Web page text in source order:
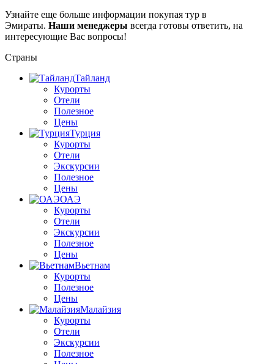
Узнайте еще больше информации покупая тур в
Эмираты. Наши менеджеры всегда готовы ответить, на
интересующие Вас вопросы!
Страны
Тайланд
Курорты
Отели
Полезное
Цены
Турция
Курорты
Отели
Экскурсии
Полезное
Цены
ОАЭ
Курорты
Отели
Экскурсии
Полезное
Цены
Вьетнам
Курорты
Полезное
Цены
Малайзия
Курорты
Отели
Экскурсии
Полезное